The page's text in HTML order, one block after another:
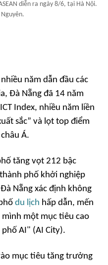
diễn ra ngày 8/6, tại Hà Nội.
năm dẫn đầu các
Đà Nẵng đã 14 năm
Index, nhiều năm liền
sắc” và lọt top điểm
Á.
tăng vọt 212 bậc
phố khởi nghiệp
Nẵng xác định không
du lịch hấp dẫn, mến
mình một mục tiêu cao
AI" (AI City).
mục tiêu tăng trưởng